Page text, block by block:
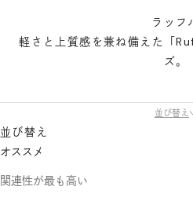
ラッフ
軽さと上質感を兼ね備えた「
ズ。
並び替え
並び替え
オススメ
関連性が最も高い